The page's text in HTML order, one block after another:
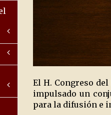
El H. Congreso
impulsado un
para la difusión e